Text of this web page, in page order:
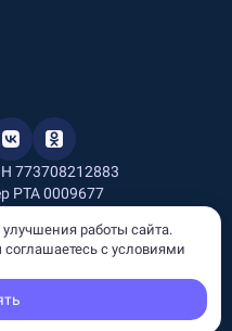
773708212883
РТА 0009677
носит информационный
и публичной офертой.
работы сайта.
с условиями